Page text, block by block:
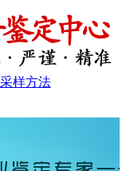
采样方法